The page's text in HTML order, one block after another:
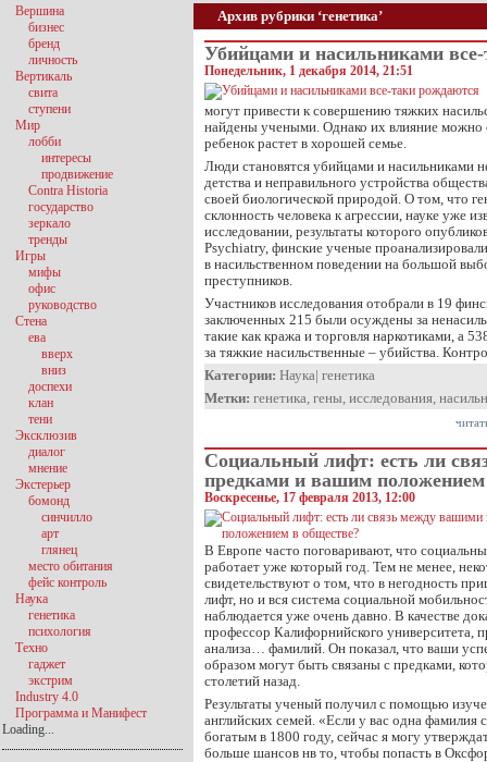
Архив рубрики ‘генетика’
Убийцами и насильниками
Понедельник, 1 декабря 2014, 21:51
могут привести к совершению тяжких
найдены учеными. Однако их влияние можно
ребенок растет в хорошей семье.
Люди становятся убийцами и насильниками
детства и неправильного устройства
своей биологической природой. О том, что
склонность человека к агрессии, науке уже
исследовании, результаты которого
Psychiatry, финские ученые
в насильственном поведении на большой
преступников.
Участников исследования отобрали в 19
заключенных 215 были осуждены за
такие как кража и торговля наркотиками, а
за тяжкие насильственные – убийства.
Категории: Наука| генетика
Метки: генетика, гены, исследования,
Социальный лифт: есть ли
предками и вашим положением
Воскресенье, 17 февраля 2013, 12:00
В Европе часто поговаривают, что
работает уже который год. Тем не менее,
свидетельствуют о том, что в негодность
лифт, но и вся система социальной
наблюдается уже очень давно. В качестве
профессор Калифорнийского университета,
анализа… фамилий. Он показал, что ваши
образом могут быть связаны с предками,
столетий назад.
Результаты ученый получил с помощью
английских семей. «Если у вас одна фамилия
богатым в 1800 году, сейчас я могу
больше шансов нв то, чтобы попасть в
Вершина
бизнес
бренд
личность
Вертикаль
свита
ступени
Мир
лобби
интересы
продвижение
Contra Historia
государство
зеркало
тренды
Игры
мифы
офис
руководство
Стена
ева
вверх
вниз
доспехи
клан
тени
Эксклюзив
диалог
мнение
Экстерьер
бомонд
синчилло
арт
глянец
место обитания
фейс контроль
Наука
генетика
психология
Техно
гаджет
экстрим
Industry 4.0
Программа и Манифест
Loading...